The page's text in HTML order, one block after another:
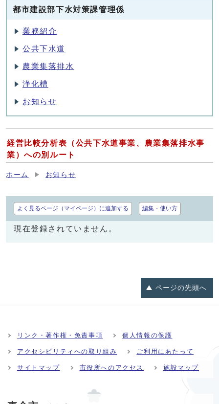
都市建設部下水対策課管理係
業務紹介
公共下水道
農業集落排水
浄化槽
お知らせ
経営比較分析表（公共下水道事業、農業集落排水事
業）への別ルート
ホーム お知らせ
よく見るページ（マイページ）に追加する 編集・使い方
現在登録されていません。
ページの先頭へ
リンク・著作権・免責事項 個人情報の保護
アクセシビリティへの取り組み ご利用にあたって
サイトマップ 市役所へのアクセス 施設マップ